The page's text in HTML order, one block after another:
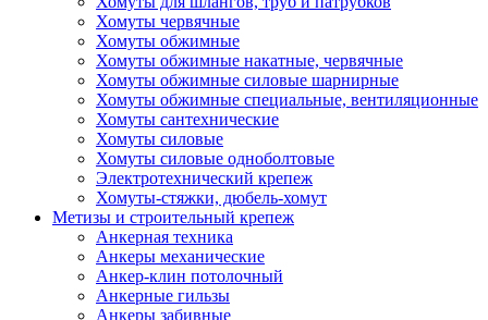
Хомуты червячные
Хомуты обжимные
Хомуты обжимные накатные, червячные
Хомуты обжимные силовые шарнирные
Хомуты обжимные специальные, вентиляционные
Хомуты сантехнические
Хомуты силовые
Хомуты силовые одноболтовые
Электротехнический крепеж
Хомуты-стяжки, дюбель-хомут
Метизы и строительный крепеж
Анкерная техника
Анкеры механические
Анкер-клин потолочный
Анкерные гильзы
Анкеры забивные